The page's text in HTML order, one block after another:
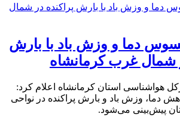
دما و وزش باد با بارش
شمال غرب کرمانشاه
هواشناسی استان کرمانشاه اعلام کرد:
دما، وزش باد و بارش پراکنده در نواحی
پیش‌بینی می‌شود.